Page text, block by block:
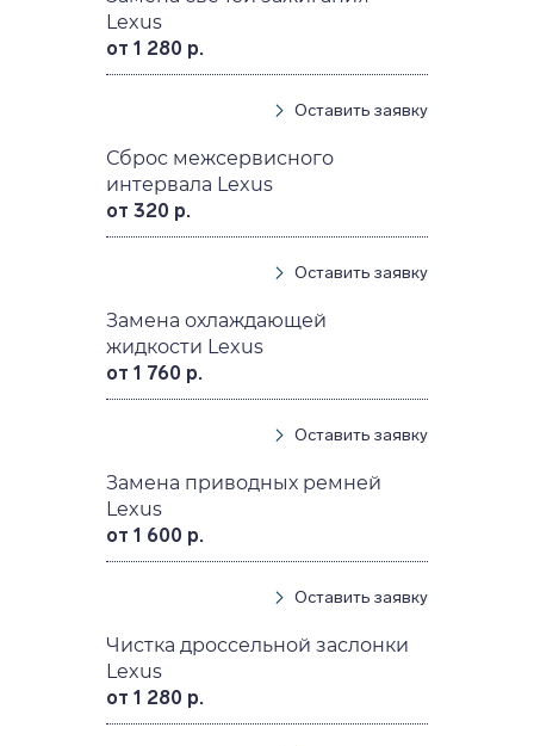
Lexus
от 1 280 р.
Оставить заявку
Сброс межсервисного
интервала Lexus
от 320 р.
Оставить заявку
Замена охлаждающей
жидкости Lexus
от 1 760 р.
Оставить заявку
Замена приводных ремней
Lexus
от 1 600 р.
Оставить заявку
Чистка дроссельной заслонки
Lexus
от 1 280 р.